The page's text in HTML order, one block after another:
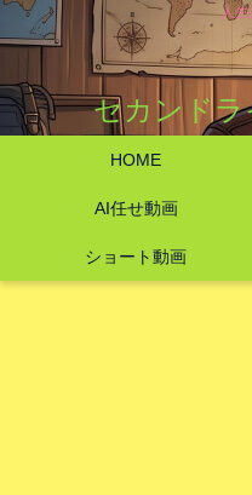
人生
セカンドラ
HOME
AI任せ動画
ショート動画